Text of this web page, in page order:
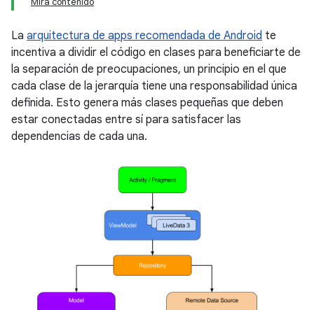
La arquitectura de apps recomendada de Android te
incentiva a dividir el código en clases para beneficiarte de
la separación de preocupaciones, un principio en el que
cada clase de la jerarquía tiene una responsabilidad única
definida. Esto genera más clases pequeñas que deben
estar conectadas entre sí para satisfacer las
dependencias de cada una.